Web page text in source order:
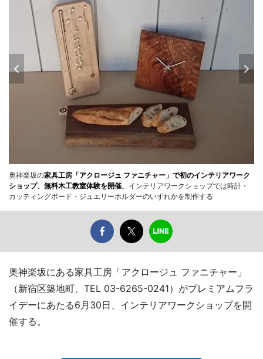
奥神楽坂の家具工房「アクロージュ ファニチャー」で初のインテリアワーク
ショップ、無料木工教室体験を開催。インテリアワークショップでは時計・
カッティングボード・ジュエリーホルダーのいずれかを制作する
奥神楽坂にある家具工房「アクロージュ ファニチャー」
（新宿区築地町、TEL 03-6265-0241）がプレミアムフラ
イデーにあたる6月30日、インテリアワークショップを開
催する。